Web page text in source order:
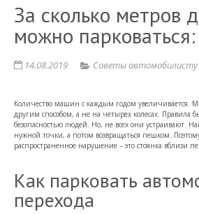
За сколько метров
можно
14.08.2019 Советы автомобилисту
Количество машин с каждым годом увеличивается.
другим способом, а не на четырех колесах. Правила
безопасностью людей. Но, не всех они устраивают.
нужной точки, а потом возвращаться пешком.
распространенное нарушение – это стоянка вблизи
Как парковать
перехода